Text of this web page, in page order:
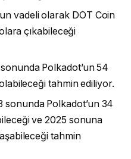
vadeli olarak DOT Coin
çıkabileceği
sonunda Polkadot’un 54
tahmin ediliyor.
sonunda Polkadot’un 34
ve 2025 sonuna
tahmin